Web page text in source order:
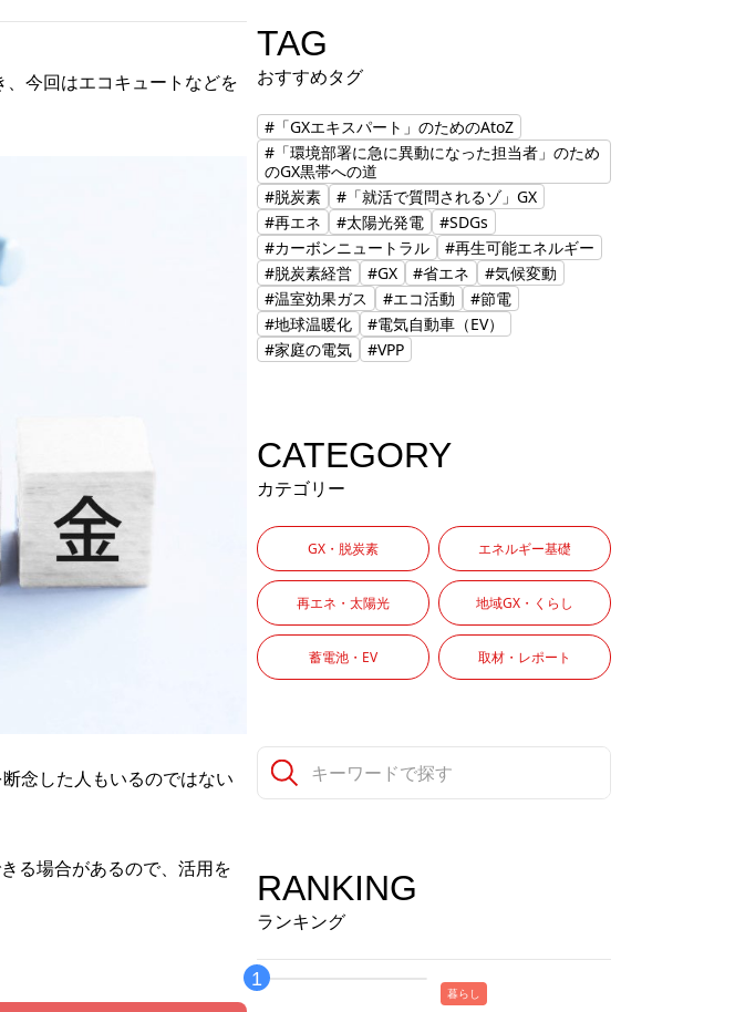
、今回はエコキュートなどを
念した人もいるのではない
る場合があるので、活用を
TAG
おすすめタグ
#「GXエキスパート」のためのAtoZ
#「環境部署に急に異動になった担当者」のため
のGX黒帯への道
#脱炭素
#「就活で質問されるゾ」GX
#再エネ
#太陽光発電
#SDGs
#カーボンニュートラル
#再生可能エネルギー
#脱炭素経営
#GX #省エネ
#気候変動
#温室効果ガス
#エコ活動
#節電
#地球温暖化
#電気自動車（EV）
#家庭の電気
#VPP
CATEGORY
カテゴリー
GX・脱炭素 エネルギー基礎
再エネ・太陽光 地域GX・くらし
蓄電池・EV 取材・レポート
RANKING
ランキング
暮らし